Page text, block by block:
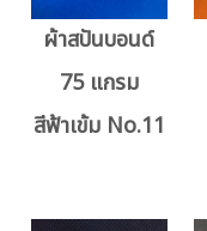
ผ้าสปันบอนด์
75 แกรม
สีฟ้าเข้ม No.11